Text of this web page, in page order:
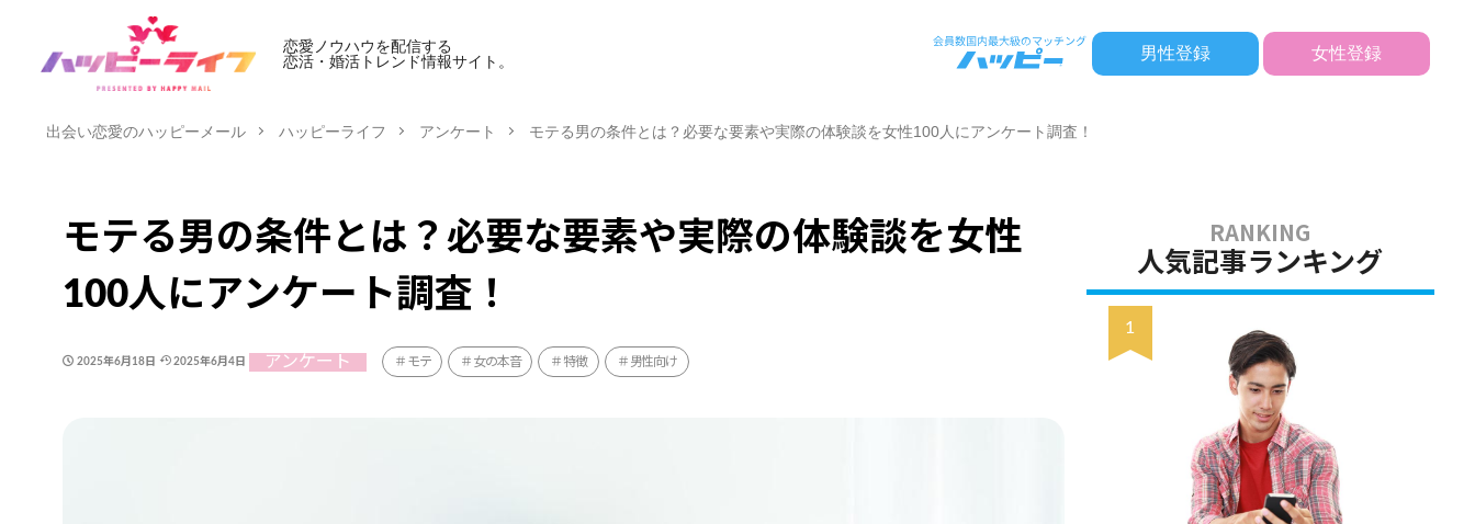
恋愛ノウハウを配信する
恋活・婚活トレンド情報サイト。
男性登録 女性登録
出会い恋愛のハッピーメール ハッピーライフ アンケート モテる男の条件とは？必要な要素や実際の体験談を女性100人にアンケート調査！
モテる男の条件とは？必要な要素や実際の体験談を女性
100人にアンケート調査！
2025年6月18日 2025年6月4日 アンケート モテ 女の本音 特徴 男性向け
人気記事ランキング